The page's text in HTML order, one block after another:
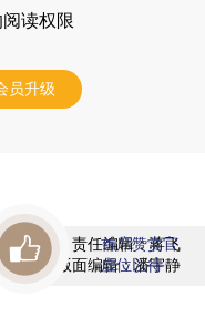
读权限
员升级
责任编辑：蒋飞
版面编辑：潘宇静
首席赞赏官
虚位以待